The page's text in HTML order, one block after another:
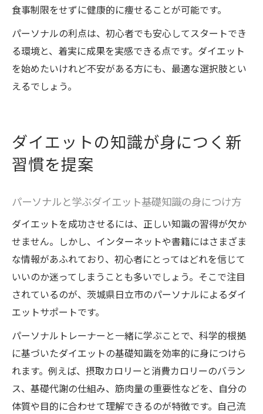
食事制限をせずに健康的に痩せることが可能です。
パーソナルの利点は、初心者でも安心してスタートでき
る環境と、着実に成果を実感できる点です。ダイエット
を始めたいけれど不安がある方にも、最適な選択肢とい
えるでしょう。
ダイエットの知識が身につく新
習慣を提案
パーソナルと学ぶダイエット基礎知識の身につけ方
ダイエットを成功させるには、正しい知識の習得が欠か
せません。しかし、インターネットや書籍にはさまざま
な情報があふれており、初心者にとってはどれを信じて
いいのか迷ってしまうことも多いでしょう。そこで注目
されているのが、茨城県日立市のパーソナルによるダイ
エットサポートです。
パーソナルトレーナーと一緒に学ぶことで、科学的根拠
に基づいたダイエットの基礎知識を効率的に身につけら
れます。例えば、摂取カロリーと消費カロリーのバラン
ス、基礎代謝の仕組み、筋肉量の重要性などを、自分の
体質や目的に合わせて理解できるのが特徴です。自己流